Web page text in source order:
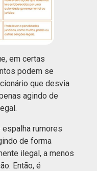
em certas
podem se
que desvia
agindo de
espalha rumores
de forma
ilegal, a menos
Então, é